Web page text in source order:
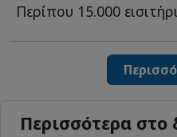
Περισσότερα στο